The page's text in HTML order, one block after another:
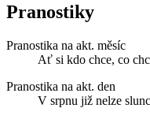
Pranostiky
Pranostika na akt. měsíc
Ať si kdo chce, co
Pranostika na akt. den
V srpnu již nelze